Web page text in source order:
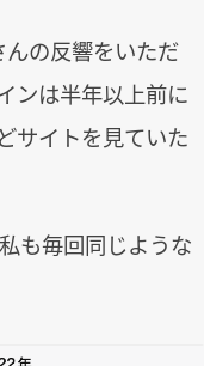
の反響をいただ
ンは半年以上前に
サイトを見ていた
も毎回同じような